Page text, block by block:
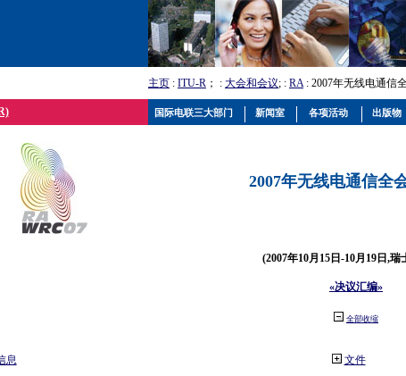
主页 : ITU-R ； : 大会和会议; : RA: 2007年无线电通信
2007年无线电通信全
(2007年10月15日-10月19日,瑞
«决议汇编»
全部收缩
息 文件
国际电联三大部门 新闻室 各项活动 出版物